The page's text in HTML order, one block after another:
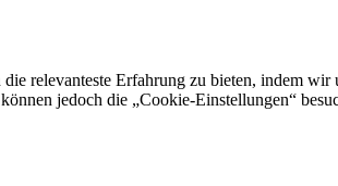
relevanteste Erfahrung zu bieten, indem
jedoch die „Cookie-Einstellungen“